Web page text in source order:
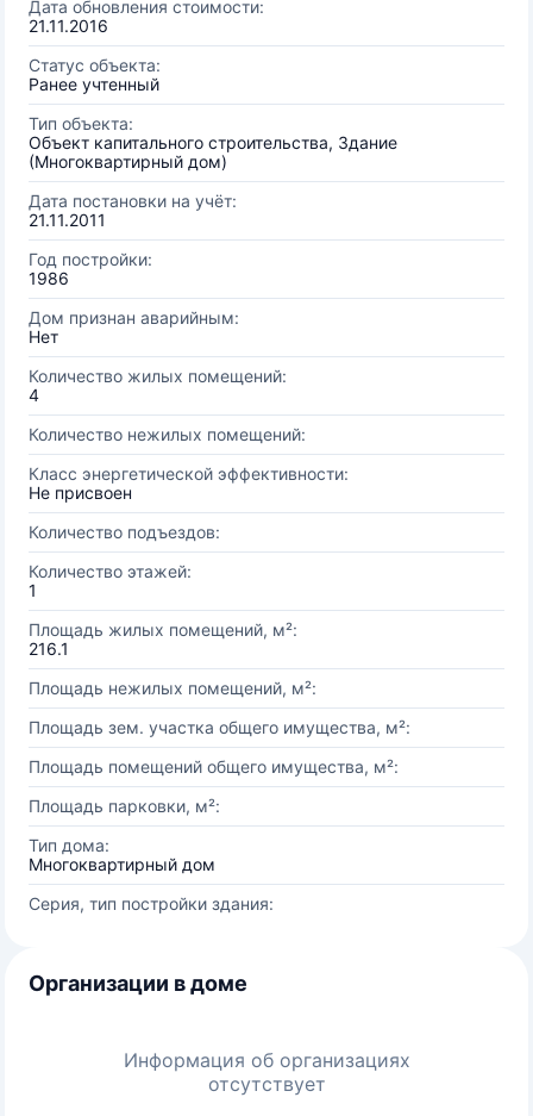
Дата обновления стоимости:
21.11.2016
Статус объекта:
Ранее учтенный
Тип объекта:
Объект капитального строительства, Здание
(Многоквартирный дом)
Дата постановки на учёт:
21.11.2011
Год постройки:
1986
Дом признан аварийным:
Нет
Количество жилых помещений:
4
Количество нежилых помещений:
Класс энергетической эффективности:
Не присвоен
Количество подъездов:
Количество этажей:
1
Площадь жилых помещений, м²:
216.1
Площадь нежилых помещений, м²:
Площадь зем. участка общего имущества, м²:
Площадь помещений общего имущества, м²:
Площадь парковки, м²:
Тип дома:
Многоквартирный дом
Серия, тип постройки здания:
Организации в доме
Информация об организациях
отсутствует